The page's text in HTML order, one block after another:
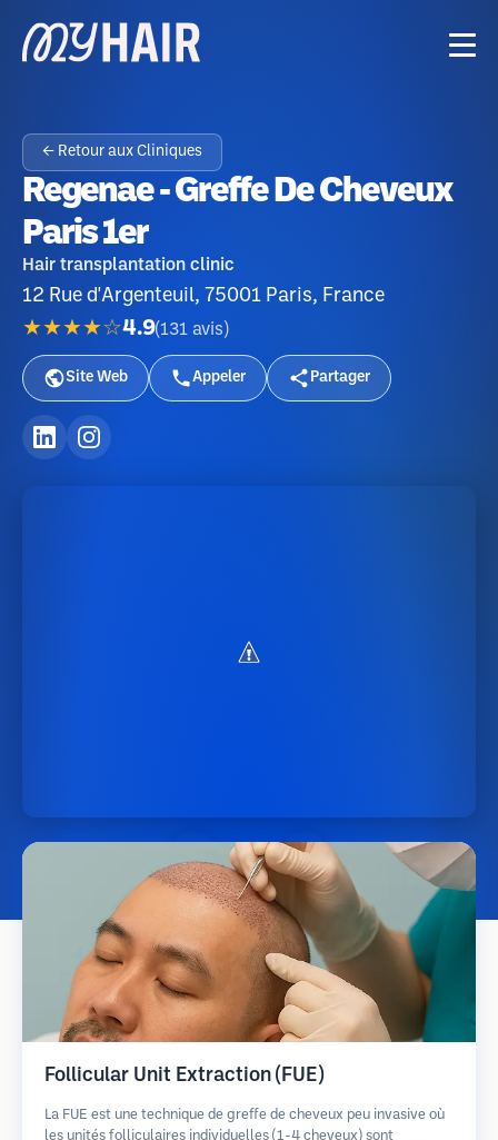
← Retour aux Cliniques
Regenae - Greffe De Cheveux
Paris 1er
Hair transplantation clinic
12 Rue d'Argenteuil, 75001 Paris, France
★★★★☆4.9(131 avis )
Site Web Appeler Partager
Follicular Unit Extraction (FUE)
La FUE est une technique de greffe de cheveux peu invasive où
les unités folliculaires individuelles (1-4 cheveux) sont